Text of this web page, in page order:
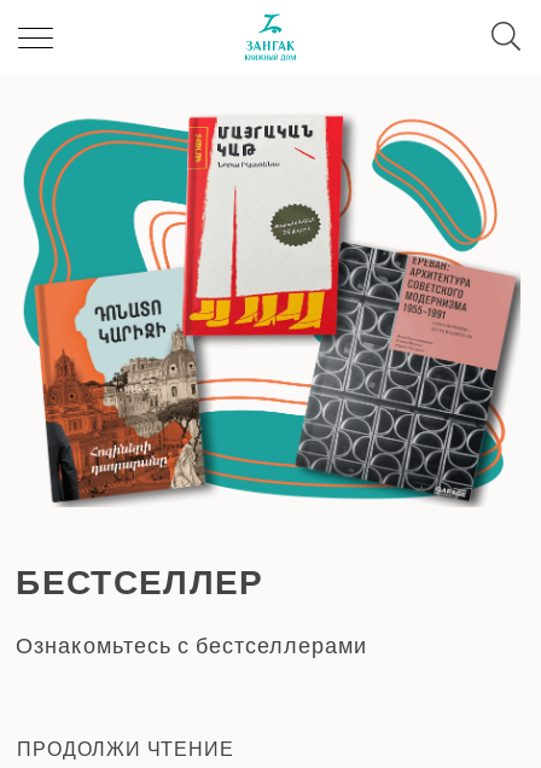
БЕСТСЕЛЛЕР
Ознакомьтесь с бестселлерами
ПРОДОЛЖИ ЧТЕНИЕ